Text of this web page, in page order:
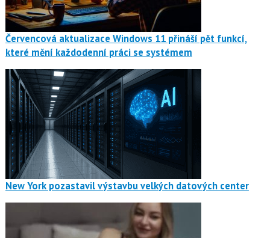
Červencová aktualizace Windows 11 přináší pět funkcí,
které mění každodenní práci se systémem
New York pozastavil výstavbu velkých datových center